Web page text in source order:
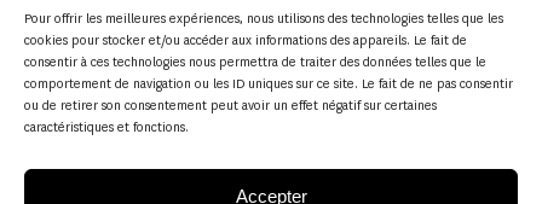
Pour offrir les meilleures expériences, nous utilisons des technologies telles que les
cookies pour stocker et/ou accéder aux informations des appareils. Le fait de
consentir à ces technologies nous permettra de traiter des données telles que le
comportement de navigation ou les ID uniques sur ce site. Le fait de ne pas consentir
ou de retirer son consentement peut avoir un effet négatif sur certaines
caractéristiques et fonctions.
Accepter